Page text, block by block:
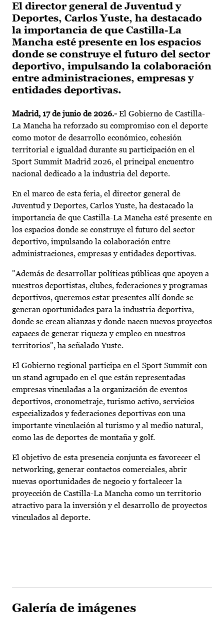
El director general de Juventud y
Deportes, Carlos Yuste, ha destacado
la importancia de que Castilla-La
Mancha esté presente en los espacios
donde se construye el futuro del sector
deportivo, impulsando la colaboración
entre administraciones, empresas y
entidades deportivas.
Madrid, 17 de junio de 2026.- El Gobierno de Castilla-
La Mancha ha reforzado su compromiso con el deporte
como motor de desarrollo económico, cohesión
territorial e igualdad durante su participación en el
Sport Summit Madrid 2026, el principal encuentro
nacional dedicado a la industria del deporte.
En el marco de esta feria, el director general de
Juventud y Deportes, Carlos Yuste, ha destacado la
importancia de que Castilla-La Mancha esté presente en
los espacios donde se construye el futuro del sector
deportivo, impulsando la colaboración entre
administraciones, empresas y entidades deportivas.
"Además de desarrollar políticas públicas que apoyen a
nuestros deportistas, clubes, federaciones y programas
deportivos, queremos estar presentes allí donde se
generan oportunidades para la industria deportiva,
donde se crean alianzas y donde nacen nuevos proyectos
capaces de generar riqueza y empleo en nuestros
territorios", ha señalado Yuste.
El Gobierno regional participa en el Sport Summit con
un stand agrupado en el que están representadas
empresas vinculadas a la organización de eventos
deportivos, cronometraje, turismo activo, servicios
especializados y federaciones deportivas con una
importante vinculación al turismo y al medio natural,
como las de deportes de montaña y golf.
El objetivo de esta presencia conjunta es favorecer el
networking, generar contactos comerciales, abrir
nuevas oportunidades de negocio y fortalecer la
proyección de Castilla-La Mancha como un territorio
atractivo para la inversión y el desarrollo de proyectos
vinculados al deporte.
Galería de imágenes